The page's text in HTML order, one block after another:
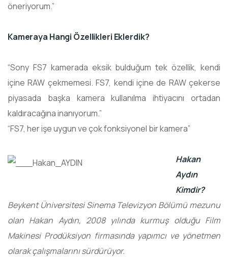
öneriyorum.”
Kameraya Hangi Özellikleri Eklerdik?
“Sony FS7 kamerada eksik bulduğum tek özellik, kendi
içine RAW çekmemesi. FS7, kendi içine de RAW çekerse
piyasada başka kamera kullanılma ihtiyacını ortadan
kaldıracağına inanıyorum.”
“FS7, her işe uygun ve çok fonksiyonel bir kamera”
Hakan
Aydın
Kimdir?
Beykent Üniversitesi Sinema Televizyon Bölümü mezunu
olan Hakan Aydın, 2008 yılında kurmuş olduğu Film
Makinesi Prodüksiyon firmasında yapımcı ve yönetmen
olarak çalışmalarını sürdürüyor.